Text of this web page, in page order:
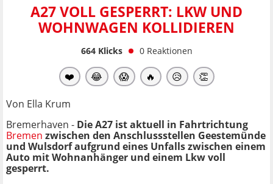
A27 VOLL GESPERRT: LKW UND
WOHNWAGEN KOLLIDIEREN
664Klicks 0 Reaktionen
❤️ 😂 😱 🔥 😥 👏
Von Ella Krum
Bremerhaven - Die A27 ist aktuell in Fahrtrichtung
Bremen zwischen den Anschlussstellen Geestemünde
und Wulsdorf aufgrund eines Unfalls zwischen einem
Auto mit Wohnanhänger und einem Lkw voll
gesperrt.